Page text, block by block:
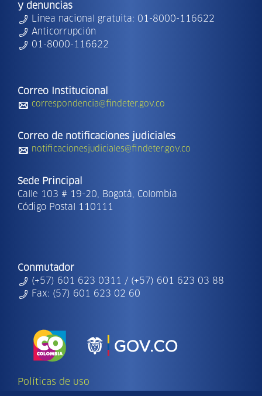
y denuncias
Línea nacional gratuita: 01-8000-116622
Anticorrupción
01-8000-116622
Correo Institucional
correspondencia@findeter.gov.co
Correo de notificaciones judiciales
notificacionesjudiciales@findeter.gov.co
Sede Principal
Calle 103 # 19-20, Bogotá, Colombia
Código Postal 110111
Conmutador
(+57) 601 623 0311 / (+57) 601 623 03 88
Fax: (57) 601 623 02 60
Políticas de uso